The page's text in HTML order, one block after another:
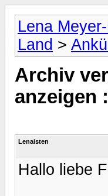
Lena
Land >
Archiv
anzeigen :
Lenaisten
Hallo liebe